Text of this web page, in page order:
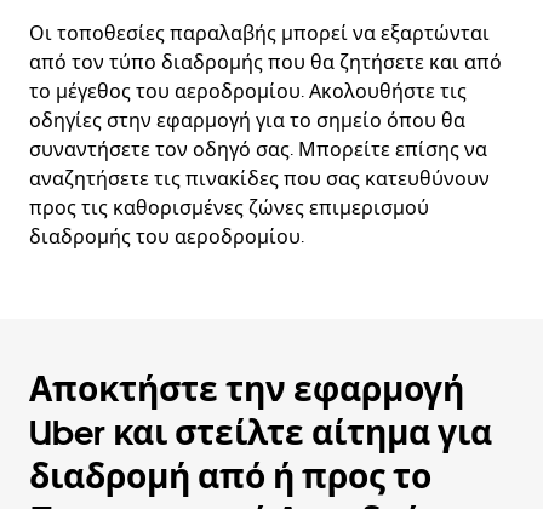
Οι τοποθεσίες παραλαβής μπορεί να εξαρτώνται
από τον τύπο διαδρομής που θα ζητήσετε και από
το μέγεθος του αεροδρομίου. Ακολουθήστε τις
οδηγίες στην εφαρμογή για το σημείο όπου θα
συναντήσετε τον οδηγό σας. Μπορείτε επίσης να
αναζητήσετε τις πινακίδες που σας κατευθύνουν
προς τις καθορισμένες ζώνες επιμερισμού
διαδρομής του αεροδρομίου.
Αποκτήστε την εφαρμογή
Uber και στείλτε αίτημα για
διαδρομή από ή προς το